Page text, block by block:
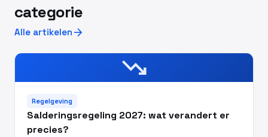
categorie
Alle artikelen arrow_forward
trending_down
Regelgeving
Salderingsregeling 2027: wat verandert er
precies?